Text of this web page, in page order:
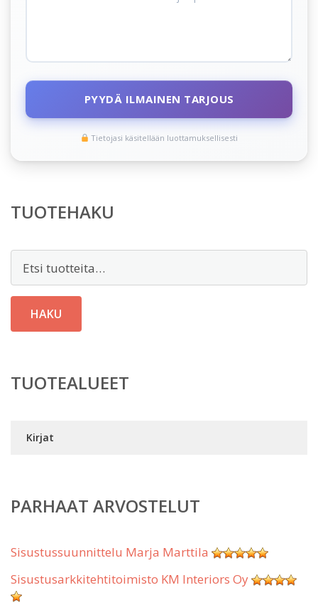
PYYDÄ ILMAINEN TARJOUS
Tietojasi käsitellään luottamuksellisesti
TUOTEHAKU
HAKU
TUOTEALUEET
Kirjat
PARHAAT ARVOSTELUT
Sisustussuunnittelu Marja Marttila
Sisustusarkkitehtitoimisto KM Interiors Oy